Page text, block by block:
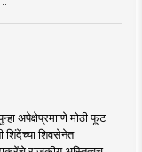
अपेक्षेप्रमााणे मोठी फूट
शिंदेंच्या शिवसेनेत